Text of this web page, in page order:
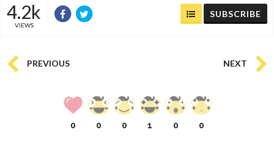
4.2k
VIEWS
SUBSCRIBE
PREVIOUS NEXT
0 0 0 1 0 0